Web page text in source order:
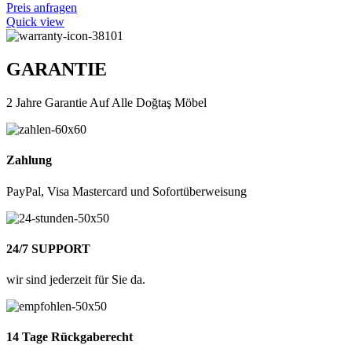
Preis anfragen
Quick view
GARANTIE
2 Jahre Garantie Auf Alle Doğtaş Möbel
Zahlung
PayPal, Visa Mastercard und Sofortüberweisung
24/7 SUPPORT
wir sind jederzeit für Sie da.
14 Tage Rückgaberecht